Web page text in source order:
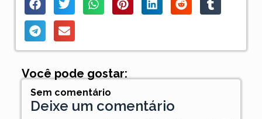
Você pode gostar:
Sem comentário
Deixe um comentário